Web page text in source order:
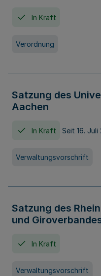
In Kraft
Verordnung
Satzung des
Aachen
In Kraft Seit 16. Juli
Verwaltungsvorschrift
Satzung des
und
In Kraft
Verwaltungsvorschrift